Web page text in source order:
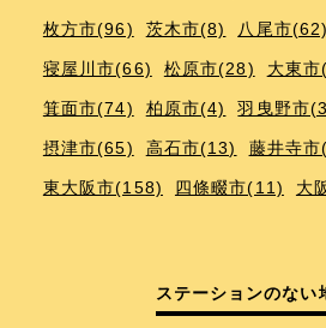
枚方市(96) 茨木市(8) 八尾市(62)
寝屋川市(66) 松原市(28) 大東
箕面市(74) 柏原市(4) 羽曳野市
摂津市(65) 高石市(13) 藤井寺市
東大阪市(158) 四條畷市(11) 大
ステーションのない